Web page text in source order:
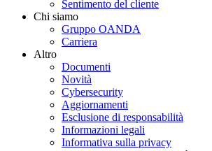
Sentimento del cliente
Chi siamo
Gruppo OANDA
Carriera
Altro
Documenti
Novità
Cybersecurity
Aggiornamenti
Esclusione di responsabilità
Informazioni legali
Informativa sulla privacy